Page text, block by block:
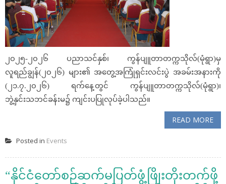
၂၀၂၅-၂၀၂၆ ပညာသင်နှစ်၊ ကွန်ပျူတာတက္ကသိုလ်(မုံရွာ)မှ
လူရည်ချွန်(၂၀၂၆) များ၏ အတွေ့အကြုံရှင်းလင်းပွဲ အခမ်းအနားကို
(၂၁.၇.၂၀၂၆) ရက်နေ့တွင် ကွန်ပျူတာတက္ကသိုလ်(မုံရွာ)၊
ဘွဲ့နှင်းသဘင်ခန်းမ၌ ကျင်းပပြုလုပ်ခဲ့ပါသည်။
READ MORE
Posted in Events
“နိုင်ငံတော်စဉ်ဆက်မပြတ်ဖွံ့ဖြိုးတိုးတက်ဖို့